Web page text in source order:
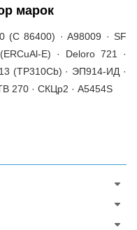
марок
(C 86400) · A98009 · SF
E) · Deloro 721 ·
(TP310Cb) · ЭП914-ИД ·
270 · СКЦр2 · A5454S